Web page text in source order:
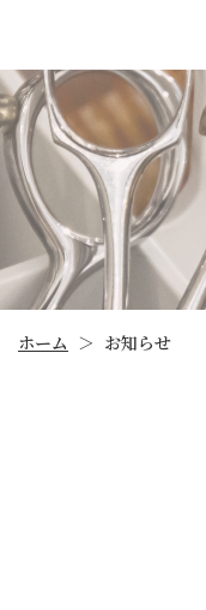
ホーム ＞ お知らせ